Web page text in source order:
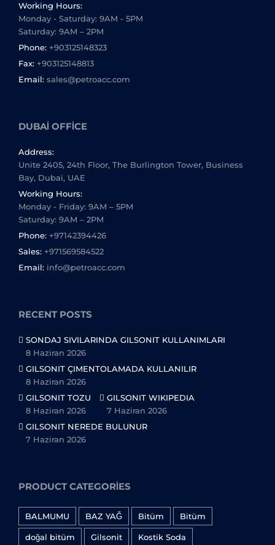
Working Hours:
Monday - Saturday: 9AM - 5PM
Saturday: 9AM – 2PM
Phone: +903125148323
Fax: +903125148813
Email: sales@petroacc.com
DUBAI OFFICE
Address:
Unite 2405, 24th Floor, The Burlington Tower, Business
Bay, Dubai, UAE
Working Hours:
Monday - Friday: 9AM – 5PM
Saturday: 9AM – 2PM
Phone: +97142394426
Sales: +971569584522
Email: info@petroacc.com
RECENT POSTS
SONDAJ SIVILARINDA GILSONIT KULLANIMLARI
8 Haziran 2026
GILSONIT ÇIMENTOLAMADA KULLANILIR
8 Haziran 2026
GILSONIT TOZU
8 Haziran 2026
GILSONIT WIKIPEDIA
7 Haziran 2026
GILSONIT NEREDE BULUNUR
7 Haziran 2026
PRODUCT CATEGORIES
BALMUMU BAZ YAĞ Bitüm Bitüm
doğal bitüm Gilsonit Kostik Soda